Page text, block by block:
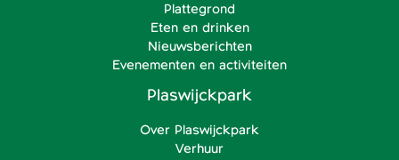
Plattegrond
Eten en drinken
Nieuwsberichten
Evenementen en activiteiten
Plaswijckpark
Over Plaswijckpark
Verhuur